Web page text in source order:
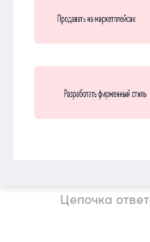
Цепочка